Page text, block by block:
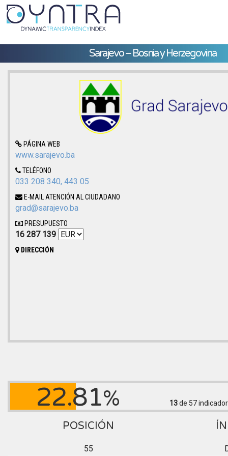
Sarajevo – Bosnia y Herzegovina
PÁGINA WEB
www.sarajevo.ba
TELÉFONO
033 208 340, 443 05
E-MAIL ATENCIÓN AL CIUDADANO
grad@sarajevo.ba
PRESUPUESTO
16 287 139
DIRECCIÓN
22.81% 13de 57
POSICIÓN
55